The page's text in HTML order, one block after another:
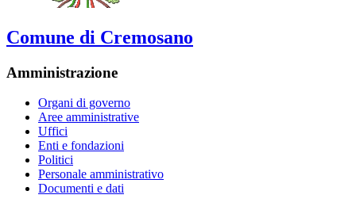
Comune di Cremosano
Amministrazione
Organi di governo
Aree amministrative
Uffici
Enti e fondazioni
Politici
Personale amministrativo
Documenti e dati